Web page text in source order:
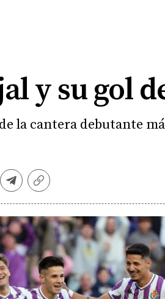
y su gol
la cantera debutante
Telegram
Copiar